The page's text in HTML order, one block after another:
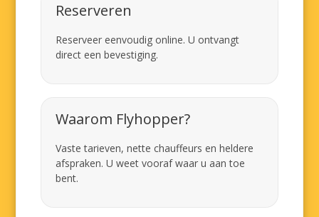
Reserveren
Reserveer eenvoudig online. U ontvangt
direct een bevestiging.
Waarom Flyhopper?
Vaste tarieven, nette chauffeurs en heldere
afspraken. U weet vooraf waar u aan toe
bent.